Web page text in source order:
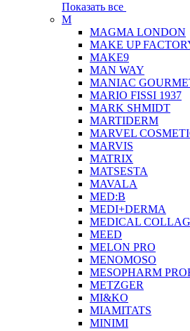
Показать все
M
MAGMA LONDON
MAKE UP
MAKE9
MAN WAY
MANIAC
MARIO FISSI 1937
MARK SHMIDT
MARTIDERM
MARVEL
MARVIS
MATRIX
MATSESTA
MAVALA
MED:B
MEDI+DERMA
MEDICAL
MEED
MELON PRO
MENOMOSO
MESOPHARM
METZGER
MI&KO
MIAMITATS
MINIMI